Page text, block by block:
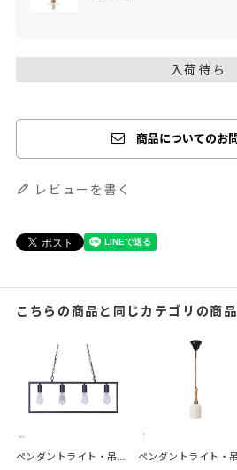
入荷待ち
商品についてのお
レビューを書く
こちらの商品と同じカテゴリの商品